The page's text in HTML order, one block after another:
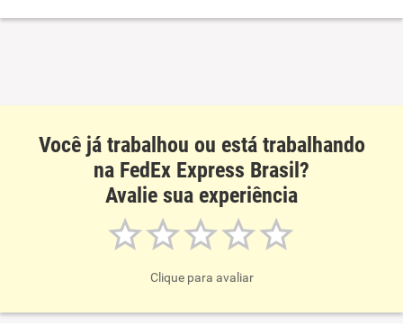
Você já trabalhou ou está trabalhando
na FedEx Express Brasil?
Avalie sua experiência
Clique para avaliar